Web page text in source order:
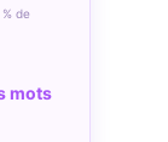
de
mots